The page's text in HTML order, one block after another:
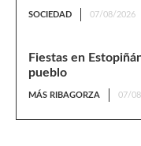
SOCIEDAD 07/08/2026
Fiestas en
pueblo
MÁS RIBAGORZA 07/